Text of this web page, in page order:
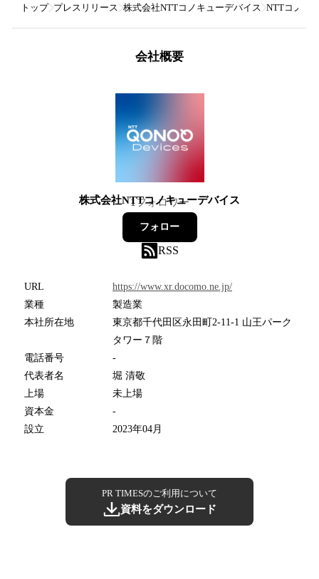
トップ プレスリリース 株式会社NTTコノキューデバイス NTTコノキ
会社概要
株式会社NTTコノキューデバイス
1フォロワー
フォロー
RSS
URL
https://www.xr.docomo.ne.jp/
業種
製造業
本社所在地
東京都千代田区永田町2-11-1 山王パーク
タワー７階
電話番号
-
代表者名
堀 清敬
上場
未上場
資本金
-
設立
2023年04月
PR TIMESのご利用について
資料をダウンロード